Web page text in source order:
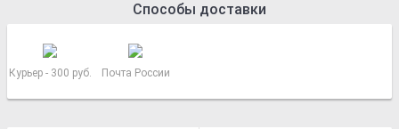
Способы доставки
Курьер - 300 руб. Почта России